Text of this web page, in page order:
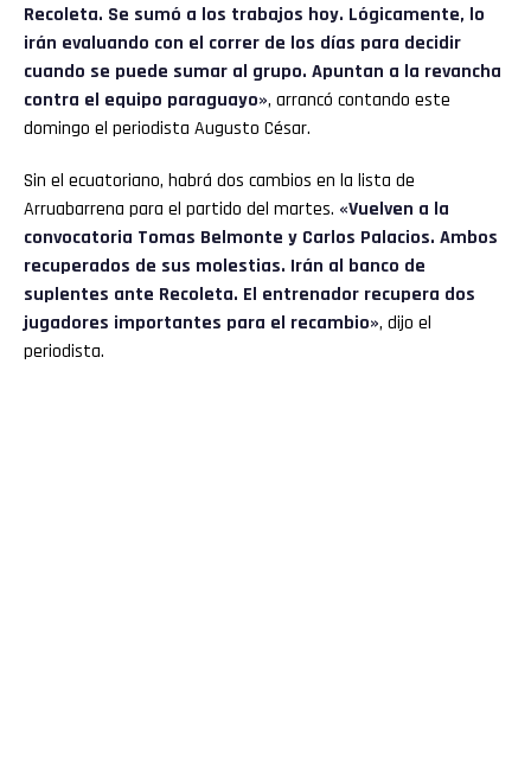
Recoleta. Se sumó a los trabajos hoy. Lógicamente, lo
irán evaluando con el correr de los días para decidir
cuando se puede sumar al grupo. Apuntan a la revancha
contra el equipo paraguayo», arrancó contando este
domingo el periodista Augusto César.
Sin el ecuatoriano, habrá dos cambios en la lista de
Arruabarrena para el partido del martes. «Vuelven a la
convocatoria Tomas Belmonte y Carlos Palacios. Ambos
recuperados de sus molestias. Irán al banco de
suplentes ante Recoleta. El entrenador recupera dos
jugadores importantes para el recambio», dijo el
periodista.